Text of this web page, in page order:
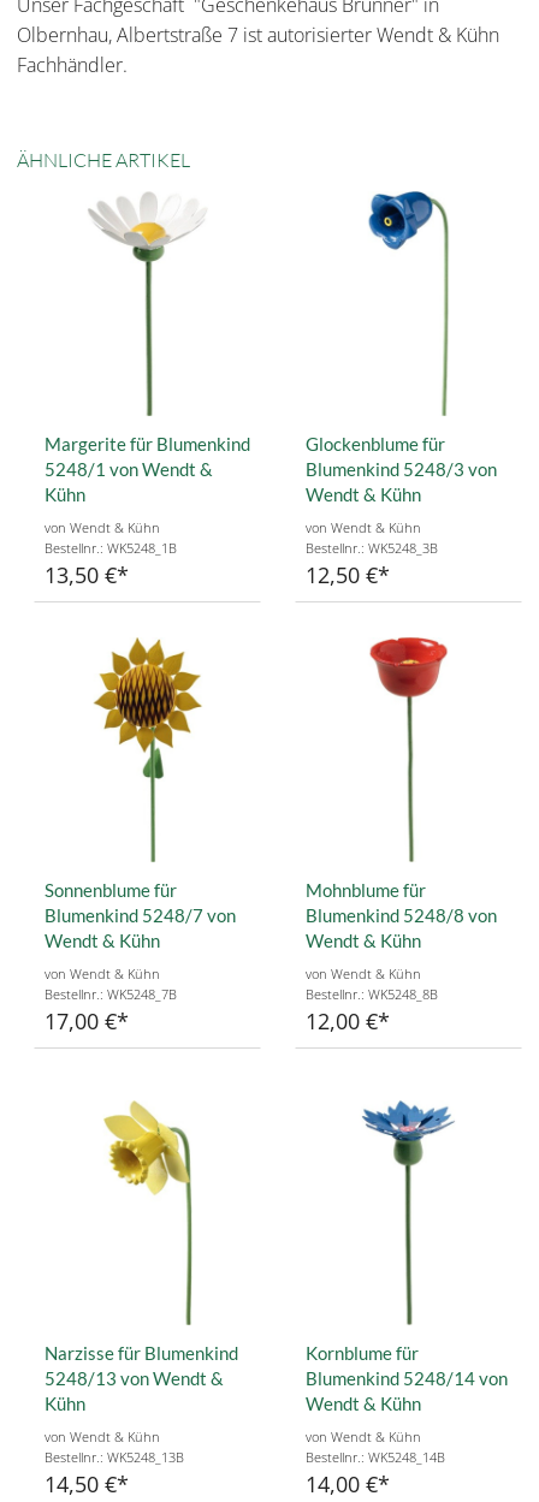
Olbernhau, Albertstraße 7 ist autorisierter Wendt & Kühn
Fachhändler.
ÄHNLICHE ARTIKEL
Margerite für Blumenkind
5248/1 von Wendt &
Kühn
von Wendt & Kühn
Bestellnr.: WK5248_1B
13,50 €
Glockenblume für
Blumenkind 5248/3 von
Wendt & Kühn
von Wendt & Kühn
Bestellnr.: WK5248_3B
12,50 €
Sonnenblume für
Blumenkind 5248/7 von
Wendt & Kühn
von Wendt & Kühn
Bestellnr.: WK5248_7B
17,00 €
Mohnblume für
Blumenkind 5248/8 von
Wendt & Kühn
von Wendt & Kühn
Bestellnr.: WK5248_8B
12,00 €
Narzisse für Blumenkind
5248/13 von Wendt &
Kühn
von Wendt & Kühn
Bestellnr.: WK5248_13B
14,50 €
Kornblume für
Blumenkind 5248/14 von
Wendt & Kühn
von Wendt & Kühn
Bestellnr.: WK5248_14B
14,00 €